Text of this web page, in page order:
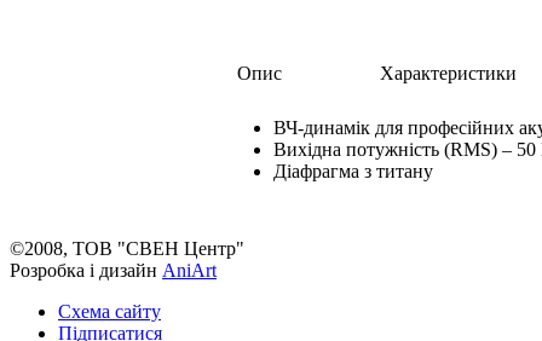
Опис Характеристики
ВЧ-динамік для професійних
Вихідна потужність (RMS) – 50
Діафрагма з титану
©2008, ТОВ "СВЕН Центр"
Розробка і дизайн AniArt
Схема сайту
Підписатися